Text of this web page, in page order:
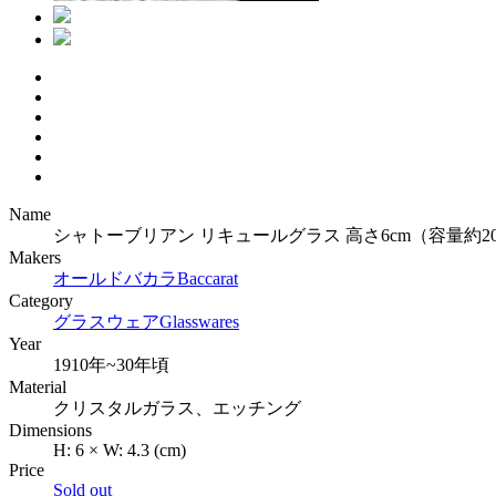
Name
シャトーブリアン リキュールグラス 高さ6cm（容量約
Makers
オールドバカラBaccarat
Category
グラスウェアGlasswares
Year
1910年~30年頃
Material
クリスタルガラス、エッチング
Dimensions
H: 6 × W: 4.3 (cm)
Price
Sold out